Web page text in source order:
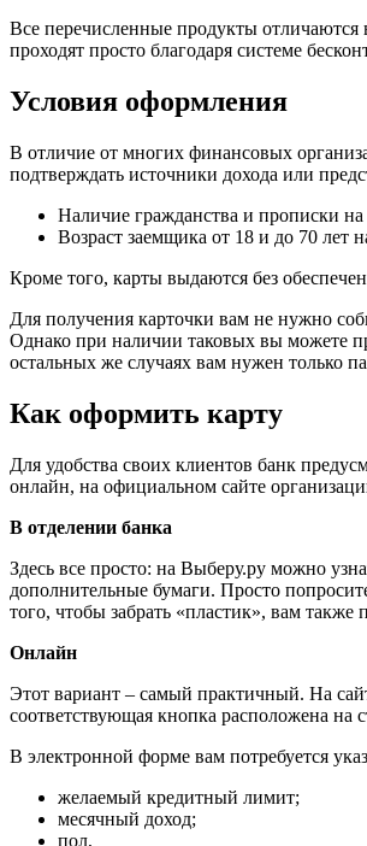
Все перечисленные продукты
проходят просто благодаря системе
Условия оформления
В отличие от многих финансовых
подтверждать источники дохода или
Наличие гражданства и прописки
Возраст заемщика от 18 и до 70 лет
Кроме того, карты выдаются без
Для получения карточки вам не нужно
Однако при наличии таковых вы можете
остальных же случаях вам нужен только
Как оформить карту
Для удобства своих клиентов банк
онлайн, на официальном сайте
В отделении банка
Здесь все просто: на Выберу.ру можно
дополнительные бумаги. Просто
того, чтобы забрать «пластик», вам также
Онлайн
Этот вариант – самый практичный. На
соответствующая кнопка расположена на
В электронной форме вам потребуется
желаемый кредитный лимит;
месячный доход;
пол,